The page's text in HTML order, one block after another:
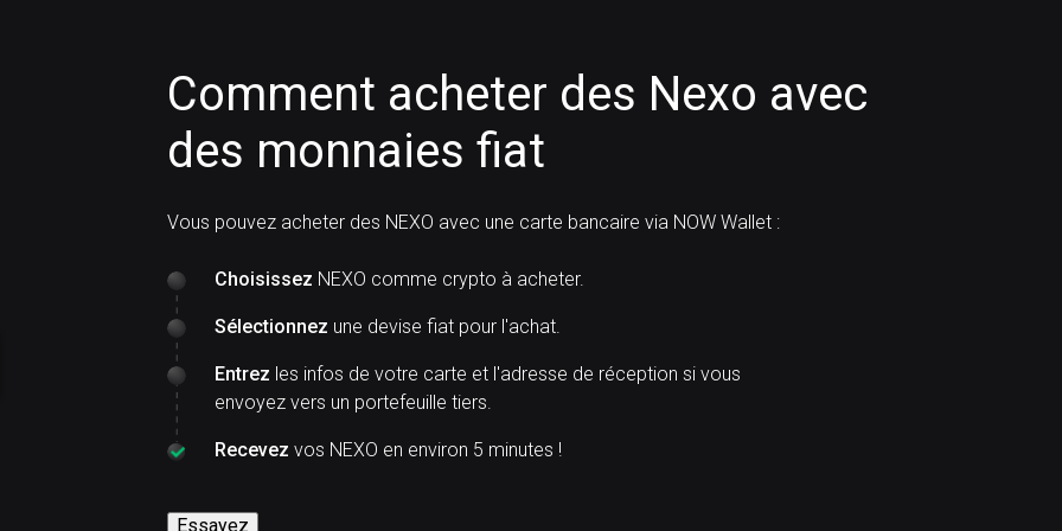
Comment acheter des Nexo avec
des monnaies fiat
Vous pouvez acheter des NEXO avec une carte bancaire via NOW Wallet :
Choisissez NEXO comme crypto à acheter.
Sélectionnez une devise fiat pour l'achat.
Entrez les infos de votre carte et l'adresse de réception si vous
envoyez vers un portefeuille tiers.
Recevez vos NEXO en environ 5 minutes !
Essayez